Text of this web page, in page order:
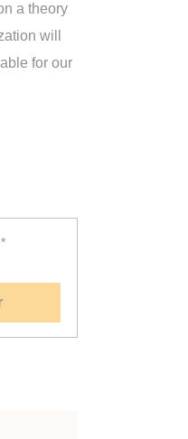
a theory
will
for our